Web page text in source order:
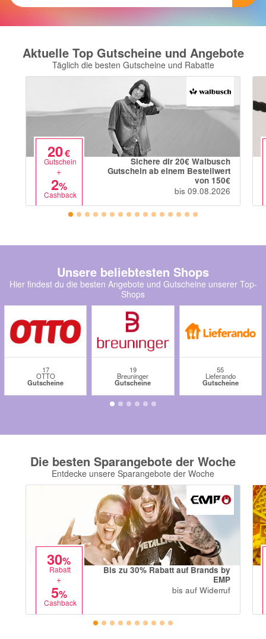
OTTO Office
HappyKeks
SNIPES
Lidl
BOGNER
momox
vidaXL
bonprix
CHECK24
LiveFresh
ABOUT YOU
Alle Shops anzeigen
Aktuelle Top Gutscheine und Angebote
Täglich die besten Gutscheine und Rabatte
20€
Gutschein
+
2%
Cashback
Sichere dir 20€ Walbusch
Gutschein ab einem Bestellwert
von 150€
bis 09.08.2026
Unsere beliebtesten Shops
Hier findest du die besten Angebote und Gutscheine unserer Top-
Shops
17
OTTO
Gutscheine
19
Breuninger
Gutscheine
55
Lieferando
Gutscheine
Die besten Sparangebote der Woche
Entdecke unsere Sparangebote der Woche
30%
Rabatt
+
5%
Cashback
Bis zu 30% Rabatt auf Brands by
EMP
bis auf Widerruf